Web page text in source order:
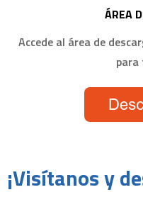
ÁREA
Accede al área de
para
¡Visítanos y